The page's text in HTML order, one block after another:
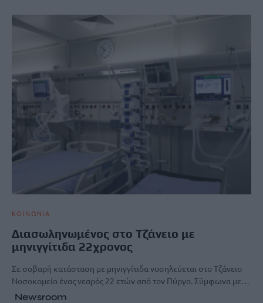
ΚΟΙΝΩΝΙΑ
Διασωληνωμένος στο Τζάνειο με
μηνιγγίτιδα 22χρονος
Σε σοβαρή κατάσταση με μηνιγγίτιδα νοσηλεύεται στο Τζάνειο
Νοσοκομείο ένας νεαρός 22 ετών από τον Πύργο. Σύμφωνα με…
Newsroom